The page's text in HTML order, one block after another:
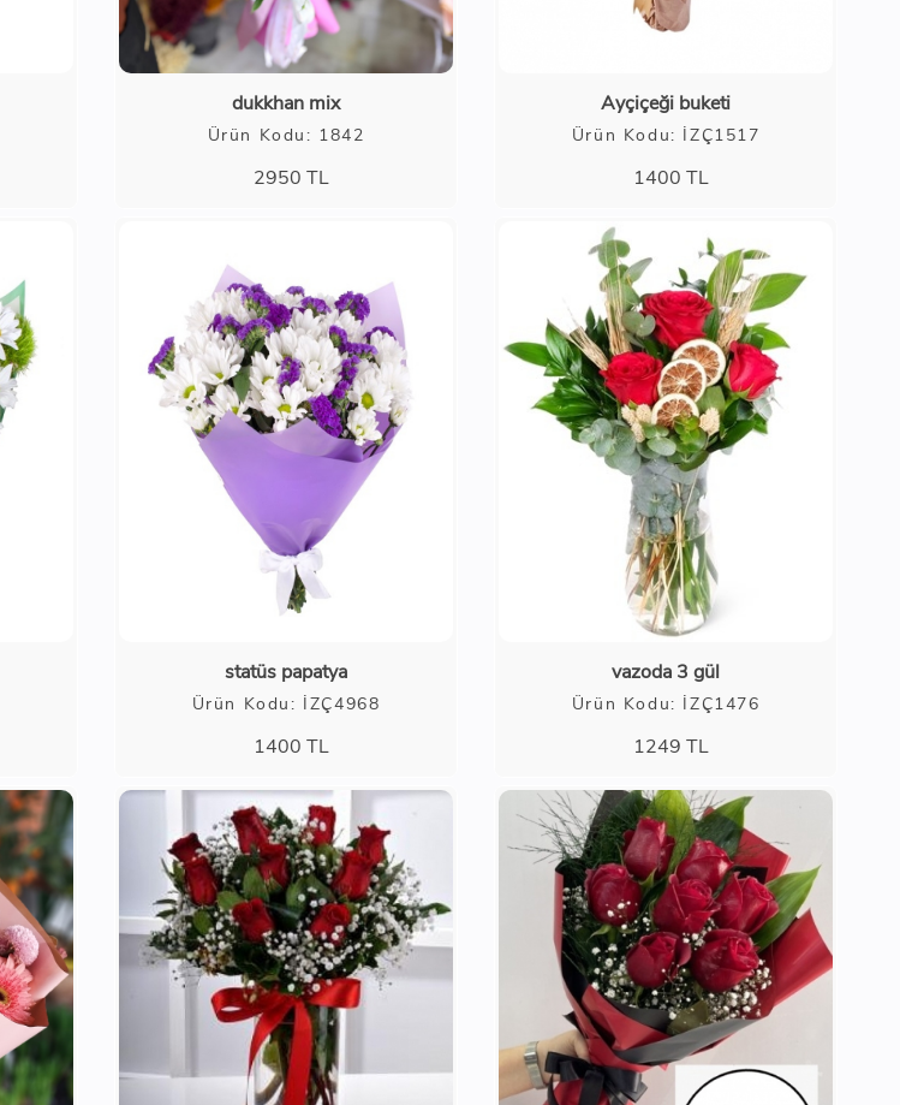
dukkhan mix
Ürün Kodu: 1842
2950 TL
Ayçiçeği buketi
Ürün Kodu: İZÇ1517
1400 TL
statüs papatya
Ürün Kodu: İZÇ4968
1400 TL
vazoda 3 gül
Ürün Kodu: İZÇ1476
1249 TL